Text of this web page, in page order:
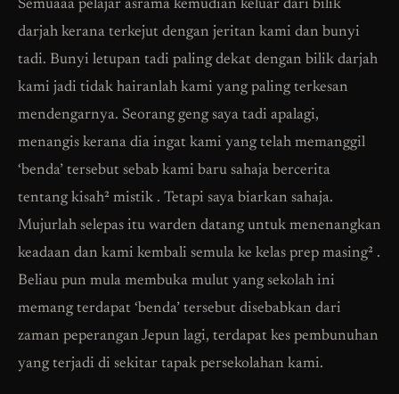
Semuaaa pelajar asrama kemudian keluar dari bilik
darjah kerana terkejut dengan jeritan kami dan bunyi
tadi. Bunyi letupan tadi paling dekat dengan bilik darjah
kami jadi tidak hairanlah kami yang paling terkesan
mendengarnya. Seorang geng saya tadi apalagi,
menangis kerana dia ingat kami yang telah memanggil
‘benda’ tersebut sebab kami baru sahaja bercerita
tentang kisah² mistik . Tetapi saya biarkan sahaja.
Mujurlah selepas itu warden datang untuk menenangkan
keadaan dan kami kembali semula ke kelas prep masing² .
Beliau pun mula membuka mulut yang sekolah ini
memang terdapat ‘benda’ tersebut disebabkan dari
zaman peperangan Jepun lagi, terdapat kes pembunuhan
yang terjadi di sekitar tapak persekolahan kami.